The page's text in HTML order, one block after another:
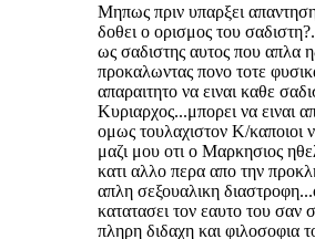
Μηπως πριν υπαρξει
δοθει ο ορισμος του
ως σαδιστης αυτος που απλα
προκαλωντας πονο τοτε
απαραιτητο να ειναι καθε
Κυριαρχος...μπορει να ειναι
ομως τουλαχιστον Κ/
μαζι μου οτι ο Μαρκησιος
κατι αλλο περα απο την
απλη σεξουαλικη
κατατασει τον εαυτο του σαν
πληρη διδαχη και φιλοσοφια